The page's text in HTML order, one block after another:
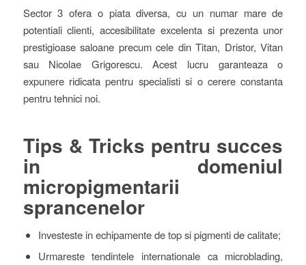
Sector 3 ofera o piata diversa, cu un numar mare de
potentiali clienti, accesibilitate excelenta si prezenta unor
prestigioase saloane precum cele din Titan, Dristor, Vitan
sau Nicolae Grigorescu. Acest lucru garanteaza o
expunere ridicata pentru specialisti si o cerere constanta
pentru tehnici noi.
Tips & Tricks pentru succes
in domeniul
micropigmentarii
sprancenelor
Investeste in echipamente de top si pigmenti de calitate;
Urmareste tendintele internationale ca microblading,